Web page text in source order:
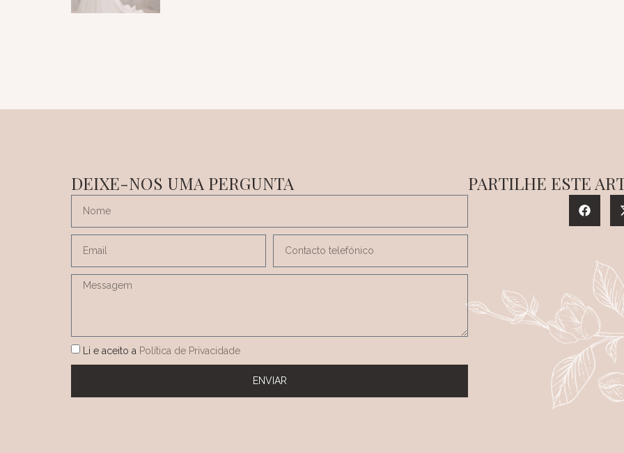
DEIXE-NOS UMA PERGUNTA
Li e aceito a Política de Privacidade
ENVIAR
PARTILHE ESTE